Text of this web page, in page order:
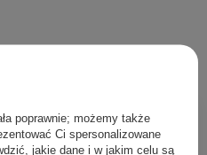
poprawnie; możemy także
Ci spersonalizowane
jakie dane i w jakim celu są